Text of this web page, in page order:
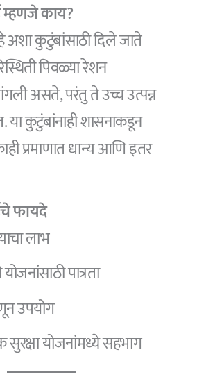
म्हणजे काय?
अशा कुटुंबांसाठी दिले जाते
पिवळ्या रेशन
असते, परंतु ते उच्च उत्पन्न
या कुटुंबांनाही शासनाकडून
प्रमाणात धान्य आणि इतर
फायदे
लाभ
पात्रता
उपयोग
सुरक्षा योजनांमध्ये सहभाग